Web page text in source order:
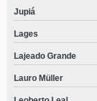
Jupiá
Lages
Lajeado Grande
Lauro Müller